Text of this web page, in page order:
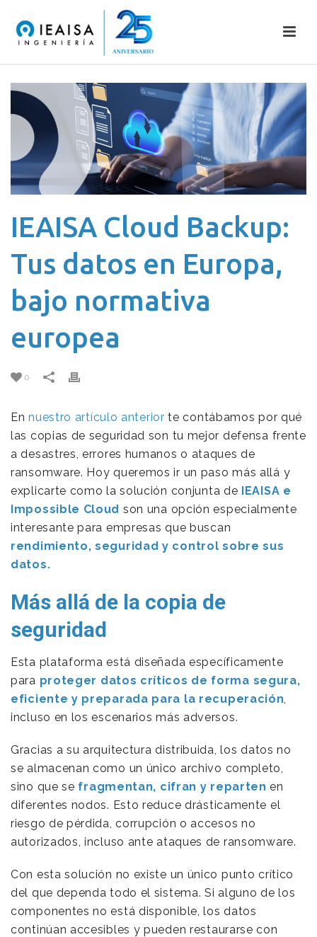
IEAISA Cloud Backup:
Tus datos en Europa,
bajo normativa
europea
0
Ennuestro artículo anterior te contábamos por qué
las copias de seguridad son tu mejor defensa frente
a desastres, errores humanos o ataques de
ransomware. Hoy queremos ir un paso más allá y
explicarte como la solución conjunta de IEAISA e
Impossible Cloud son una opción especialmente
interesante para empresas que buscan
rendimiento, seguridad y control sobre sus
datos.
Más allá de la copia de
seguridad
Esta plataforma está diseñada específicamente
para proteger datos críticos de forma segura,
eficiente y preparada para la recuperación,
incluso en los escenarios más adversos.
Gracias a su arquitectura distribuida, los datos no
se almacenan como un único archivo completo,
sino que se fragmentan, cifran y reparten en
diferentes nodos. Esto reduce drásticamente el
riesgo de pérdida, corrupción o accesos no
autorizados, incluso ante ataques de ransomware.
Con esta solución no existe un único punto crítico
del que dependa todo el sistema. Si alguno de los
componentes no está disponible, los datos
continúan accesibles y pueden restaurarse con